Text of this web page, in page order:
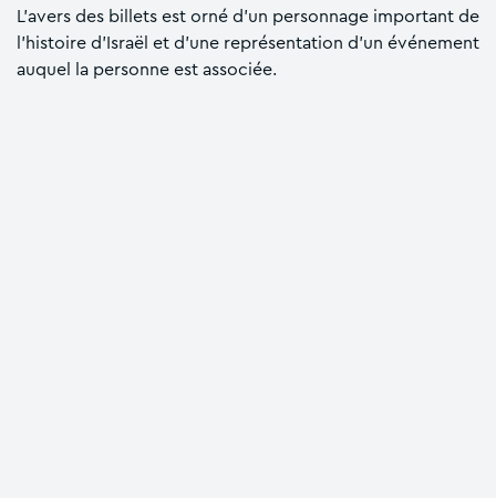
L'avers des billets est orné d'un personnage important de
l'histoire d'Israël et d'une représentation d'un événement
auquel la personne est associée.